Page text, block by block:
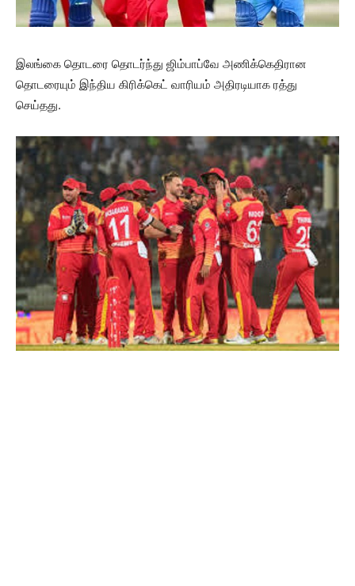
இலங்கை தொடரை தொடர்ந்து ஜிம்பாப்வே அணிக்கெதிரான
தொடரையும் இந்திய கிரிக்கெட் வாரியம் அதிரடியாக ரத்து
செய்தது.